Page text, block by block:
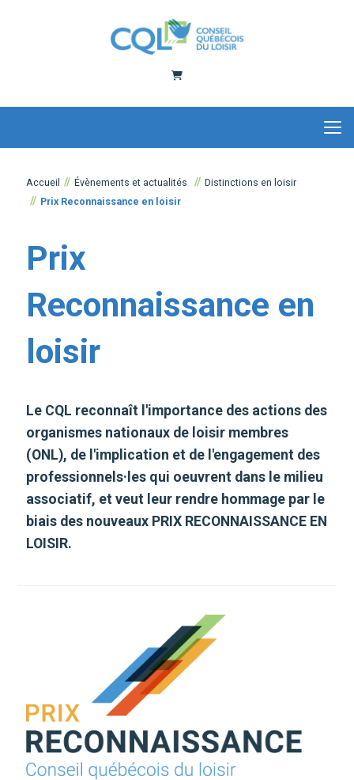
Panier
Accueil Évènements et actualités
Distinctions en loisir
Prix Reconnaissance en loisir
Prix
Reconnaissance en
loisir
Le CQL reconnaît l'importance des actions des
organismes nationaux de loisir membres
(ONL), de l'implication et de l'engagement des
professionnels·les qui oeuvrent dans le milieu
associatif, et veut leur rendre hommage par le
biais des nouveaux PRIX RECONNAISSANCE EN
LOISIR.